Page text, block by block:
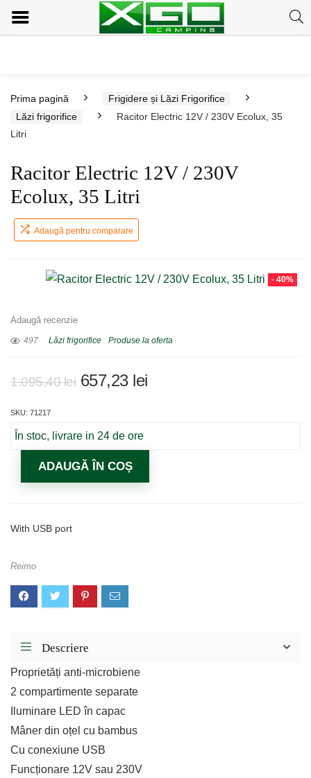
Prima pagină
Frigidere și Lăzi Frigorifice
Lăzi frigorifice
Racitor Electric 12V / 230V Ecolux, 35
Litri
Racitor Electric 12V / 230V
Ecolux, 35 Litri
Adaugă pentru comparare
- 40%
Adaugă recenzie
497 Lăzi frigorifice Produse la oferta
1.095,40lei Prețul
fost:
1.095,40 lei.
657,23 leiPrețul
SKU: 71217
În stoc, livrare in 24 de ore
ADAUGĂ ÎN COȘ
With USB port
Reimo
Descriere
Proprietăți anti-microbiene
2 compartimente separate
Iluminare LED în capac
Mâner din oțel cu bambus
Cu conexiune USB
Funcționare 12V sau 230V